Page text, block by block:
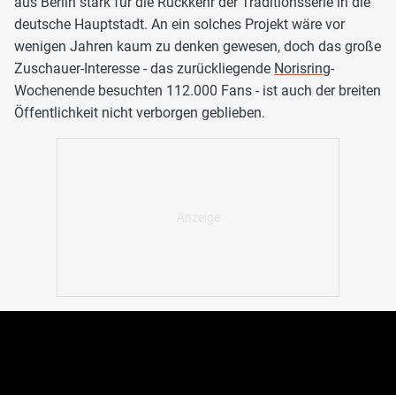
deutsche Hauptstadt. An ein solches Projekt wäre vor
wenigen Jahren kaum zu denken gewesen, doch das große
Zuschauer-Interesse - das zurückliegende Norisring-
Wochenende besuchten 112.000 Fans - ist auch der breiten
Öffentlichkeit nicht verborgen geblieben.